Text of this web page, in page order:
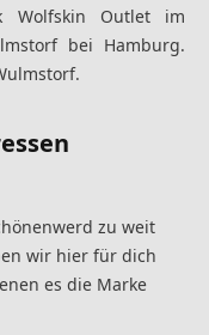
Outlet im
bei Hamburg.
zu weit
wir hier für dich
es die Marke